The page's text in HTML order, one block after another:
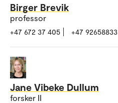
Birger Brevik
professor
+47 672 37 405 +47 92658833
Jane Vibeke Dullum
forsker II